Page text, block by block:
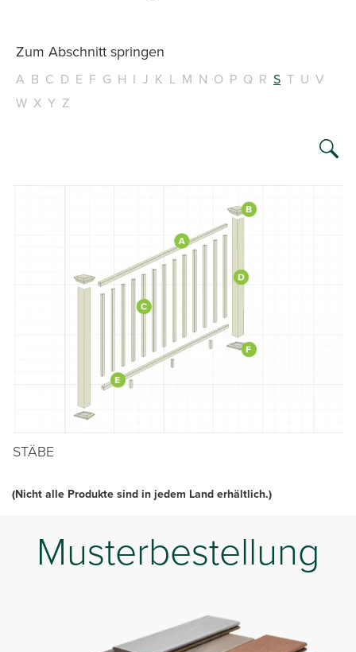
Zum Abschnitt springen
A B C D E F G H I J K L M N O P Q R S T U V
W X Y Z
STÄBE
(Nicht alle Produkte sind in jedem Land erhältlich.)
Musterbestellung